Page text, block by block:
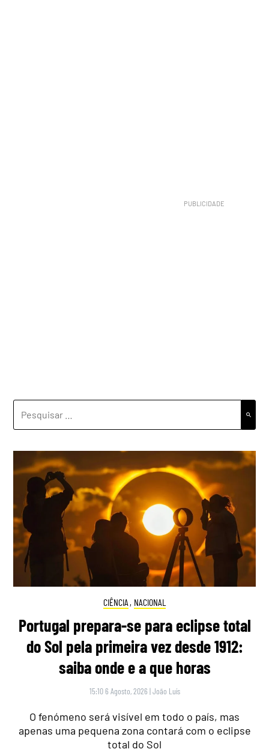
CIÊNCIA , NACIONAL
Portugal prepara-se para eclipse total
do Sol pela primeira vez desde 1912:
saiba onde e a que horas
15:10 6 Agosto, 2026 |João Luís
O fenómeno será visível em todo o país, mas
apenas uma pequena zona contará com o eclipse
total do Sol